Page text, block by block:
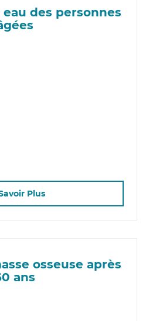
eau des personnes
Plus
osseuse après
ans